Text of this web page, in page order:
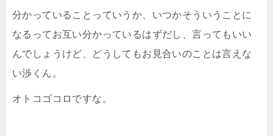
分かっていることっていうか、いつかそういうことに
なるってお互い分かっているはずだし、言ってもいい
んでしょうけど、どうしてもお見合いのことは言えな
い渉くん。
オトコゴコロですな。